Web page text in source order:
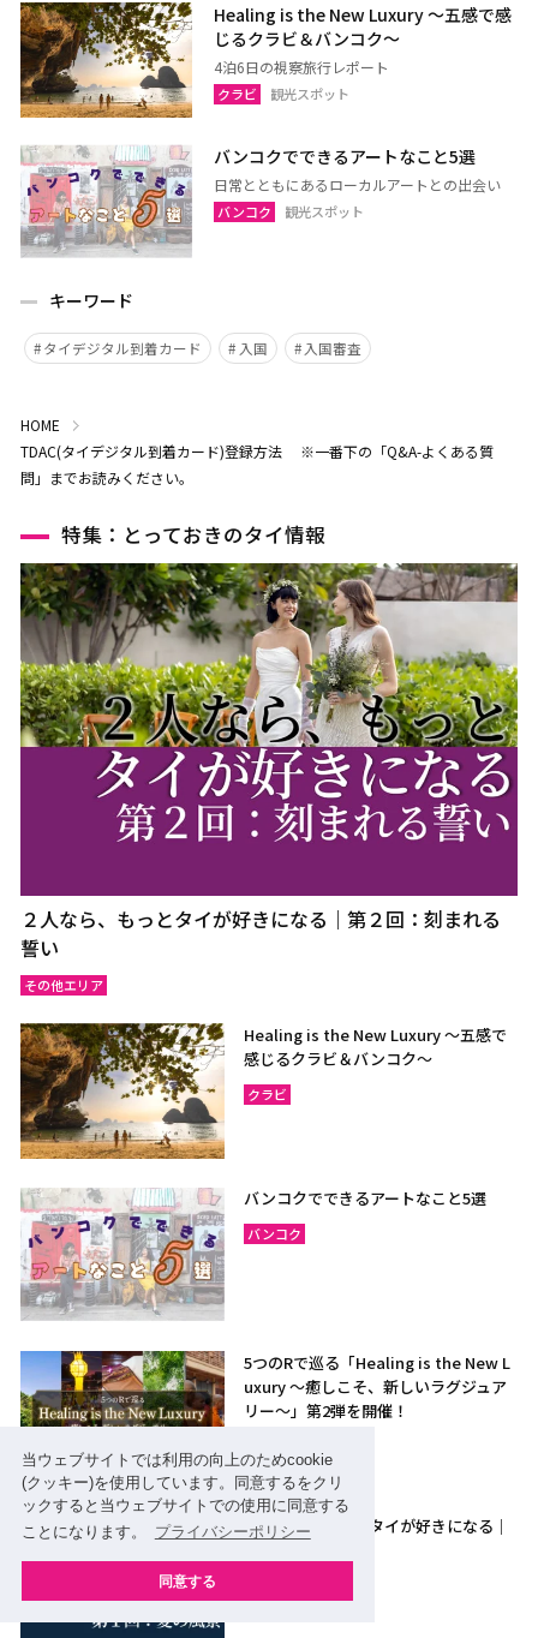
当ウェブサイトでは利用の向上のためcookie
(クッキー)を使用しています。同意するをクリ
ックすると当ウェブサイトでの使用に同意する
ことになります。
プライバシーポリシー
同意する
Healing is the New Luxury ～五感で感
じるクラビ＆バンコク～
4泊6日の視察旅行レポート
クラビ 観光スポット
バンコクでできるアートなこと5選
日常とともにあるローカルアートとの出会い
バンコク 観光スポット
キーワード
タイデジタル到着カード 入国 入国審査
HOME
TDAC(タイデジタル到着カード)登録方法 ※一番下の「Q&A-よくある質
問」までお読みください。
特集：とっておきのタイ情報
２人なら、もっとタイが好きになる｜第２回：刻まれる
誓い
その他エリア
Healing is the New Luxury ～五感で
感じるクラビ＆バンコク～
クラビ
バンコクでできるアートなこと5選
バンコク
5つのRで巡る「Healing is the New L
uxury ～癒しこそ、新しいラグジュア
リー〜」第2弾を開催！
２人なら、もっとタイが好きになる｜